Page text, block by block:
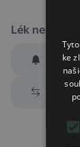
Lék není
Hlídat
Zaslat
ke